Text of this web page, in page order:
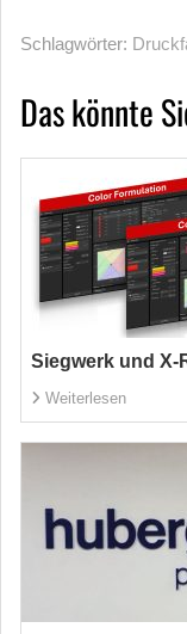
Schlagwörter:
Das könnte
Siegwerk und X-
Weiterlesen